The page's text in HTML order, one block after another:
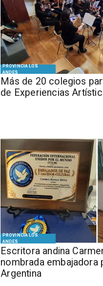
PROVINCIA LOS
ANDES
Más de 20 colegios
de Experiencias
PROVINCIA LOS
ANDES
Escritora andina
nombrada embajadora
Argentina